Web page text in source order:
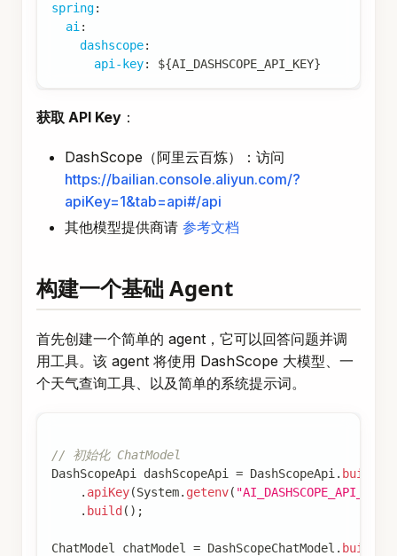
spring:
ai :
dashscope:
api-key: ${AI_DASHSCOPE_API_KEY}
获取 API Key ：
DashScope（阿里云百炼）：访问
https://bailian.console.aliyun.com/?
apiKey=1&tab=api#/api
其他模型提供商请 参考文档
构建一个基础 Agent
首先创建一个简单的 agent，它可以回答问题并调
用工具。该 agent 将使用 DashScope 大模型、一
个天气查询工具、以及简单的系统提示词。
// 初始化 ChatModel
DashScopeApi
dashScopeApi = DashScopeApi . builder
. apiKey(System. getenv( "AI_DASHSCOPE_API_KEY"
. build ( ) ;
ChatModel chatModel = DashScopeChatModel . builder